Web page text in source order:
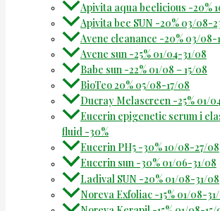
Apivita aqua beelicious -20%
Apivita bee SUN -20% 03/08-
Avene cleanance -20% 03/08-
Avene sun -25% 01/04-31/08
Babe sun -22% 01/08 – 15/08
BioTeo 20% 05/08-17/08
Ducray Melascreen -25% 01/
Eucerin epigenetic serum i
fluid -30%
Eucerin PH5 -30% 10/08-27/08
Eucerin sun -30% 01/06-31/08
Ladival SUN -20% 01/08-31/08
Noreva Exfoliac -15% 01/08-